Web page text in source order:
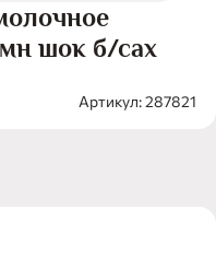
шок б/сах
Артикул: 287821